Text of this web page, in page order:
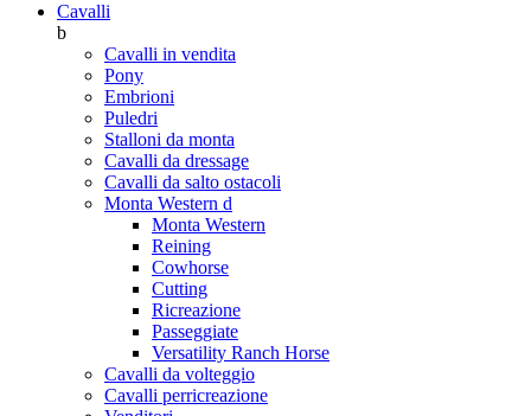
Cavalli
b
Cavalli in vendita
Pony
Embrioni
Puledri
Stalloni da monta
Cavalli da dressage
Cavalli da salto ostacoli
Monta Western d
Monta Western
Reining
Cowhorse
Cutting
Ricreazione
Passeggiate
Versatility Ranch Horse
Cavalli da volteggio
Cavalli perricreazione